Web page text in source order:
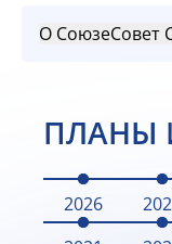
О СоюзеСовет
ПЛАНЫ
2026